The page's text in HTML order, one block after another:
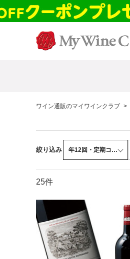
ワイン通販のマイワインクラブ >
絞り込み 年12回・定期コ…
25件